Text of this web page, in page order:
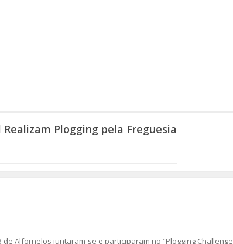
Plogging pela Freguesia
Alfornelos juntaram-se e participaram no “Plogging Challenge